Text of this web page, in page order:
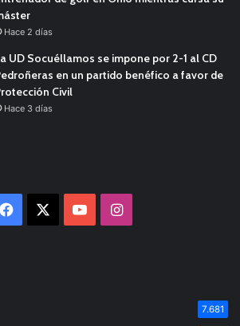
Hace 2 días
UD Socuéllamos se impone por 2-1 al CD
en un partido benéfico a favor de
Civil
Hace 3 días
Facebook YouTubeInstagram
7.681